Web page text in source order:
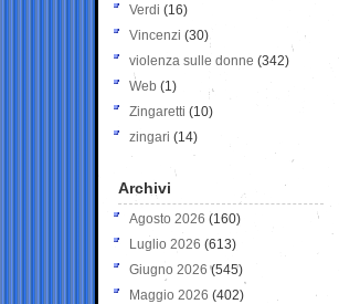
Verdi (16)
Vincenzi (30)
violenza sulle donne (342)
Web (1)
Zingaretti (10)
zingari (14)
Archivi
Agosto 2026 (160)
Luglio 2026 (613)
Giugno 2026 (545)
Maggio 2026 (402)